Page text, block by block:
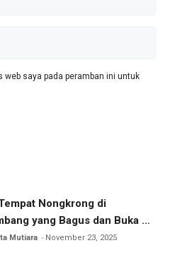
saya pada peramban ini untuk
Nongkrong di
yang Bagus dan Buka 24
Mutiara November 23, 2025